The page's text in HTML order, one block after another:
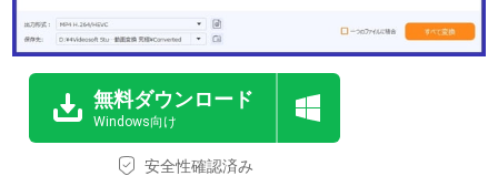
無料ダウンロード
Windows向け
安全性確認済み